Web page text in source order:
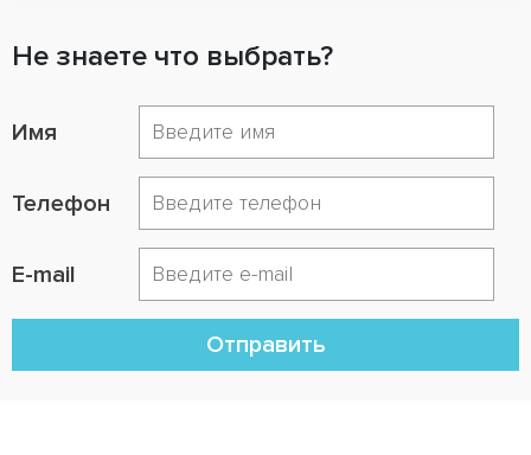
Не знаете что выбрать?
Имя
Телефон
E-mail
Отправить